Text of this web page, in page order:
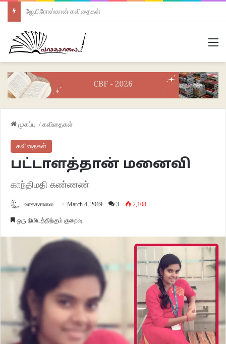
ஜே.பிரோஸ்கான் கவிதைகள்
முகப்பு / கவிதைகள்
கவிதைகள்
பட்டாளத்தான் மனைவி
காந்திமதி கண்ணண்
வாசகசாலை March 4, 2019 3 2,108
ஒரு நிமிடத்திற்கும் குறைவு